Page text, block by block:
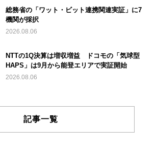
総務省の「ワット・ビット連携関連実証」に7
機関が採択
2026.08.06
NTTの1Q決算は増収増益 ドコモの「気球型
HAPS」は9月から能登エリアで実証開始
2026.08.06
記事一覧